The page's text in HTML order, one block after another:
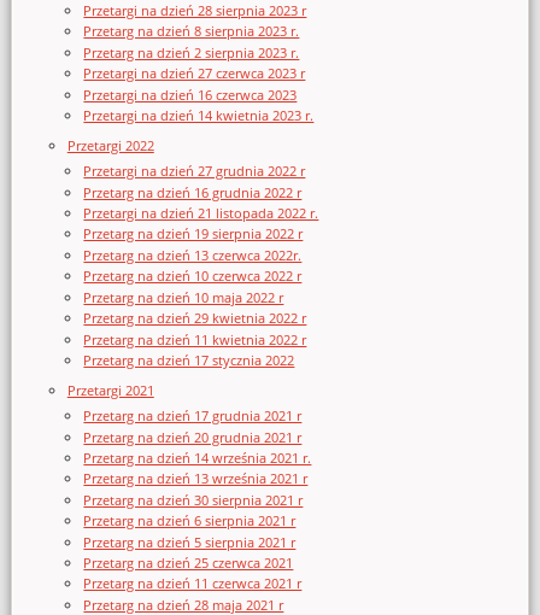
Przetargi na dzień 28 sierpnia 2023 r
Przetarg na dzień 8 sierpnia 2023 r.
Przetarg na dzień 2 sierpnia 2023 r.
Przetargi na dzień 27 czerwca 2023 r
Przetargi na dzień 16 czerwca 2023
Przetargi na dzień 14 kwietnia 2023 r.
Przetargi 2022
Przetargi na dzień 27 grudnia 2022 r
Przetarg na dzień 16 grudnia 2022 r
Przetargi na dzień 21 listopada 2022 r.
Przetarg na dzień 19 sierpnia 2022 r
Przetarg na dzień 13 czerwca 2022r.
Przetarg na dzień 10 czerwca 2022 r
Przetarg na dzień 10 maja 2022 r
Przetarg na dzień 29 kwietnia 2022 r
Przetarg na dzień 11 kwietnia 2022 r
Przetarg na dzień 17 stycznia 2022
Przetargi 2021
Przetarg na dzień 17 grudnia 2021 r
Przetarg na dzień 20 grudnia 2021 r
Przetarg na dzień 14 września 2021 r.
Przetarg na dzień 13 września 2021 r
Przetarg na dzień 30 sierpnia 2021 r
Przetarg na dzień 6 sierpnia 2021 r
Przetarg na dzień 5 sierpnia 2021 r
Przetarg na dzień 25 czerwca 2021
Przetarg na dzień 11 czerwca 2021 r
Przetarg na dzień 28 maja 2021 r